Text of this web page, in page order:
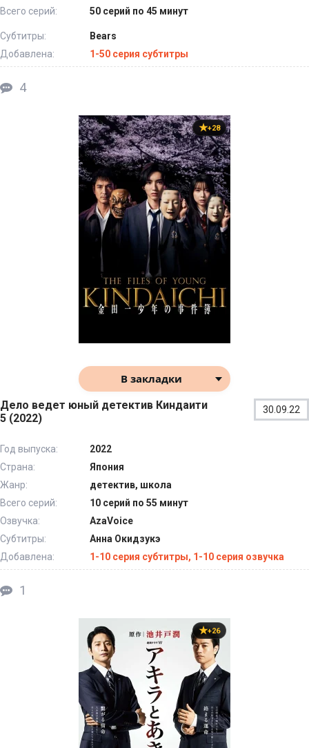
Всего серий:
50 серий по 45 минут
Субтитры:
Bears
Добавлена:
1-50 серия субтитры
4
+28
В закладки
Дело ведет юный детектив Киндаити
5 (2022)
30.09.22
Год выпуска:
2022
Страна:
Япония
Жанр:
детектив, школа
Всего серий:
10 серий по 55 минут
Озвучка:
AzaVoice
Субтитры:
Анна Окидзукэ
Добавлена:
1-10 серия субтитры, 1-10 серия озвучка
1
+26